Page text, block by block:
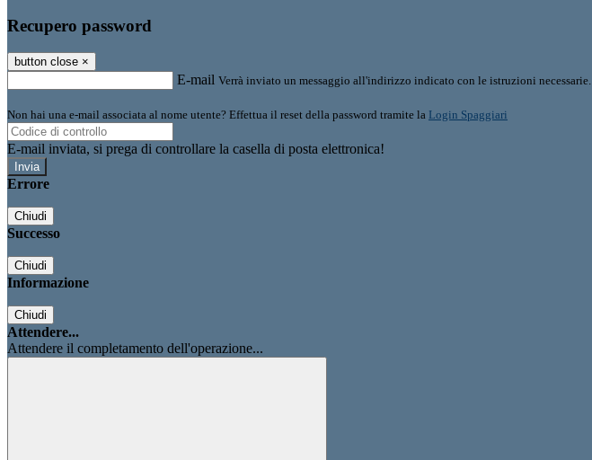
Recupero password
button close ×
E-mail Verrà inviato un messaggio all'indirizzo indicato con le istruzioni necessarie.
Non hai una e-mail associata al nome utente? Effettua il reset della password tramite la Login Spaggiari
E-mail inviata, si prega di controllare la casella di posta elettronica!
Errore
Chiudi
Successo
Chiudi
Informazione
Chiudi
Attendere...
Attendere il completamento dell'operazione...